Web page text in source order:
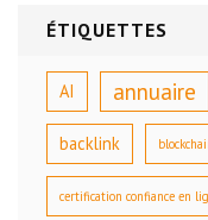
ÉTIQUETTES
AI annuaire
backlink
certification confiance en